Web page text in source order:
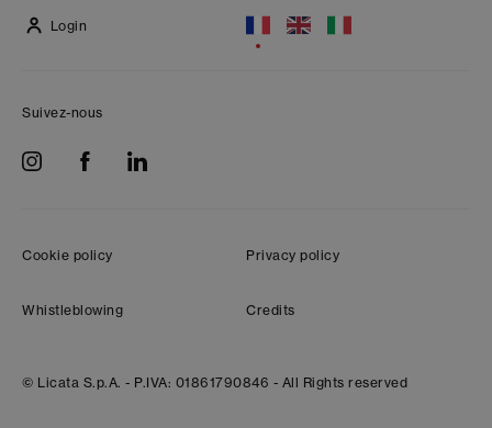
Login
Suivez-nous
Cookie policy Privacy policy
Whistleblowing Credits
© Licata S.p.A. - P.IVA: 01861790846 - All Rights reserved